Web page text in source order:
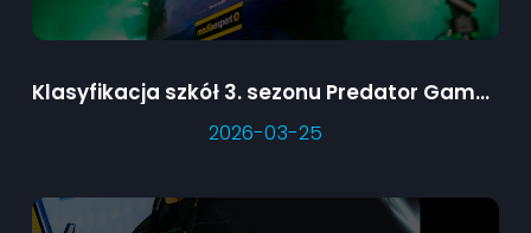
Klasyfikacja szkół 3. sezonu Predator Games
2026-03-25